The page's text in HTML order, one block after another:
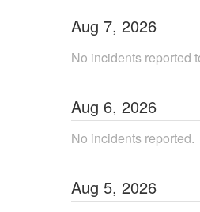
Aug 7, 2026
No incidents reported
Aug 6, 2026
No incidents reported.
Aug 5, 2026